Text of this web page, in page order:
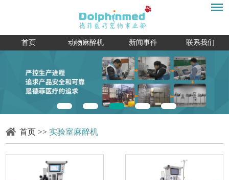
首页 动物麻醉机 新闻事件 联系我们
首页 >> 实验室麻醉机